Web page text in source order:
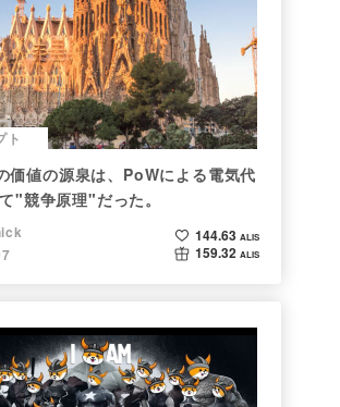
ト
値の源泉は、PoWによる電気代
"競争原理"だった。
144.63 ALIS
159.32 ALIS